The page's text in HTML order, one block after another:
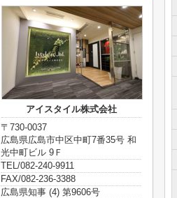
アイスタイル株式会社
〒730-0037
広島県広島市中区中町7番35号 和
光中町ビル 9Ｆ
TEL/082-240-9911
FAX/082-236-3388
広島県知事 (4) 第9606号